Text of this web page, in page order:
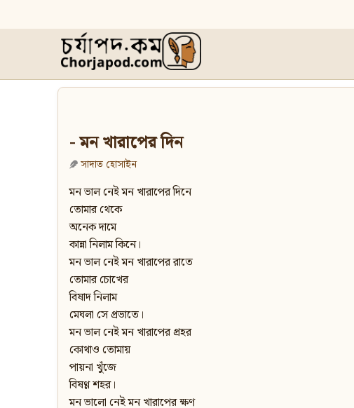
- মন খারাপের দিন
সাদাত হোসাইন
মন ভাল নেই মন খারাপের দিনে
তোমার থেকে
অনেক দামে
কান্না নিলাম কিনে।
মন ভাল নেই মন খারাপের রাতে
তোমার চোখের
বিষাদ নিলাম
মেঘলা সে প্রভাতে।
মন ভাল নেই মন খারাপের প্রহর
কোথাও তোমায়
পায়না খুঁজে
বিষণ্ণ শহর।
মন ভালো নেই মন খারাপের ক্ষণ